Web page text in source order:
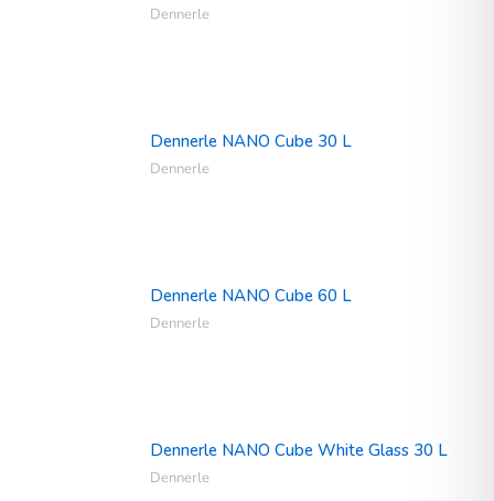
Dennerle
Dennerle NANO Cube 30 L
Dennerle
Dennerle NANO Cube 60 L
Dennerle
Dennerle NANO Cube White Glass 30 L
Dennerle